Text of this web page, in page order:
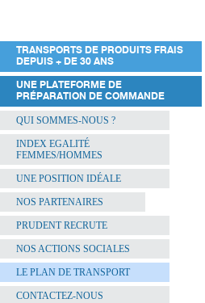
TRANSPORTS DE PRODUITS FRAIS
DEPUIS + DE 30 ANS
UNE PLATEFORME DE
PRÉPARATION DE COMMANDE
QUI SOMMES-NOUS ?
INDEX EGALITÉ
FEMMES/HOMMES
UNE POSITION IDÉALE
NOS PARTENAIRES
PRUDENT RECRUTE
NOS ACTIONS SOCIALES
LE PLAN DE TRANSPORT
CONTACTEZ-NOUS